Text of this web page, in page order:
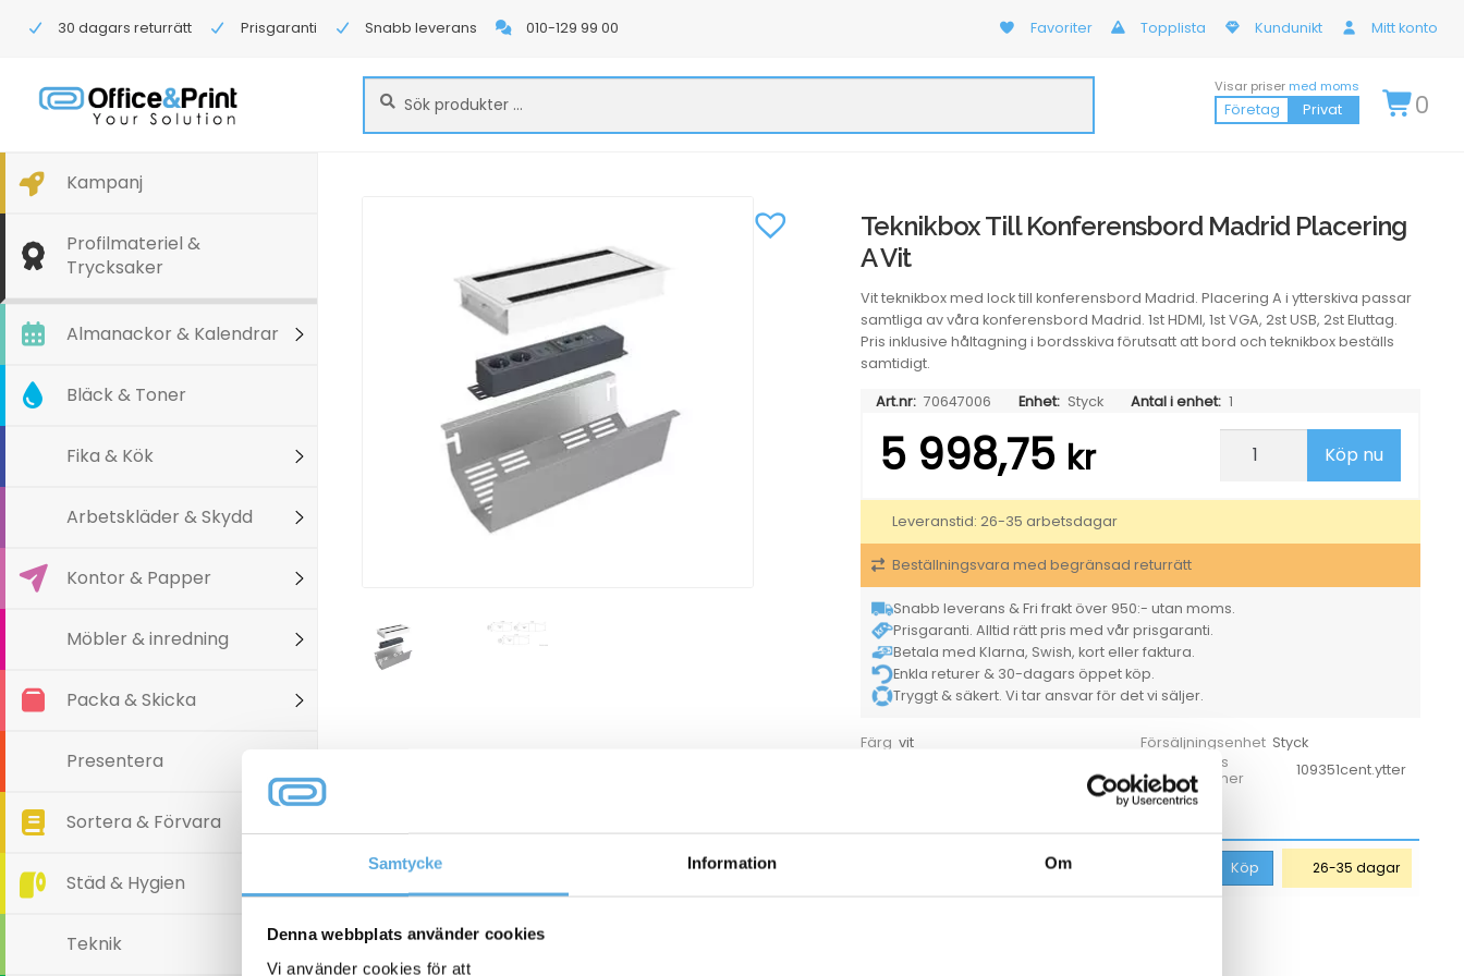
Samtycke Information Om
Denna webbplats använder cookies
Vi använder cookies för att
30 dagars returrätt Prisgaranti Snabb leverans 010-129 99 00 Favoriter Topplista Kundunikt Mitt konto
Sök
efter:
Sök Visar priser med moms
Företag Privat 0
Kampanj
Profilmateriel &
Trycksaker
Almanackor & Kalendrar
Bläck & Toner
Fika & Kök
Arbetskläder & Skydd
Kontor & Papper
Möbler & inredning
Packa & Skicka
Presentera
Sortera & Förvara
Städ & Hygien
Teknik
Teknikbox Till Konferensbord Madrid Placering
A Vit
Vit teknikbox med lock till konferensbord Madrid. Placering A i ytterskiva passar
samtliga av våra konferensbord Madrid. 1st HDMI, 1st VGA, 2st USB, 2st Eluttag.
Pris inklusive håltagning i bordsskiva förutsatt att bord och teknikbox beställs
samtidigt.
Art.nr: 70647006 Enhet: Styck Antal i enhet: 1
5 998,75 kr
Teknikbox
Konferensbord
Madrid
A
mängd
Köp nu
Leveranstid: 26-35 arbetsdagar
Beställningsvara med begränsad returrätt
Snabb leverans & Fri frakt över 950:- utan moms.
Prisgaranti. Alltid rätt pris med vår prisgaranti.
Betala med Klarna, Swish, kort eller faktura.
Enkla returer & 30-dagars öppet köp.
Tryggt & säkert. Vi tar ansvar för det vi säljer.
Färg vit Försäljningsenhet Styck
Tillverkarens
artikelnummer
109351cent.ytter
Teknikbox Till Konferensbord Madrid Placering A Svart 5 998,75 Köp 26-35 dagar